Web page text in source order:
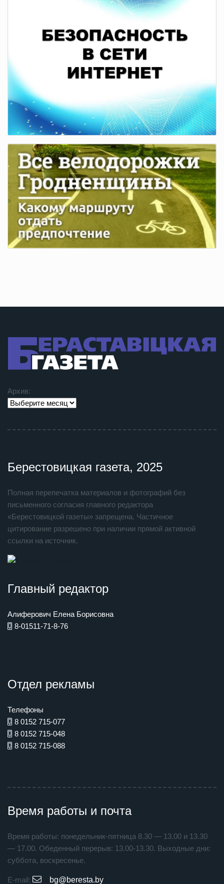
Архив:
Берестовицкая газета, 2025
Полная перепечатка материалов и фотографий без
письменного согласия главного редактора
«Берестовицкой газеты» запрещена. Частичное
цитирование разрешено при наличии прямой активной
ссылки на источник.
Главный редактор
Алиферович Елена Борисовна
8-01511-71-8-76
Отдел рекламы
Телефоны
8 0152 715-077
8 0152 715-048
8 0152 715-088
Время работы и почта
Время работы: понедельник-пятница 8.30 — 13.00 и 13.30
— 17.00. Обеденный перерыв: 13.00-13.30. Выходные дни:
суббота, воскресенье.
E-mail: bg@beresta.by